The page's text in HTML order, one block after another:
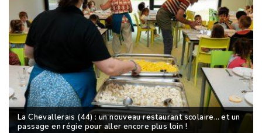
La Chevallerais (44) : un nouveau restaurant scolaire… et un
passage en régie pour aller encore plus loin !